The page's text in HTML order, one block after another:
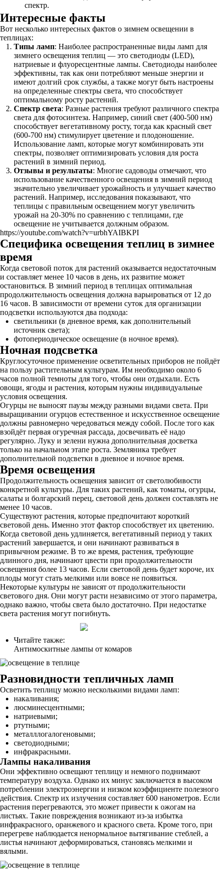
спектр.
Интересные факты
Вот несколько интересных фактов о зимнем освещении в
теплицах:
Типы ламп: Наиболее распространенные виды ламп для
зимнего освещения теплиц — это светодиоды (LED),
натриевые и флуоресцентные лампы. Светодиоды наиболее
эффективны, так как они потребляют меньше энергии и
имеют долгий срок службы, а также могут быть настроены
на определенные спектры света, что способствует
оптимальному росту растений.
Спектр света: Разные растения требуют различного спектра
света для фотосинтеза. Например, синий свет (400-500 нм)
способствует вегетативному росту, тогда как красный свет
(600-700 нм) стимулирует цветение и плодоношение.
Использование ламп, которые могут комбинировать эти
спектры, позволяет оптимизировать условия для роста
растений в зимний период.
Отзывы и результаты: Многие садоводы отмечают, что
использование качественного освещения в зимний период
значительно увеличивает урожайность и улучшает качество
растений. Например, исследования показывают, что
теплицы с правильным освещением могут увеличить
урожай на 20-30% по сравнению с теплицами, где
освещение не учитывается должным образом.
https://youtube.com/watch?v=urbhYAIBKPI
Специфика освещения теплиц в зимнее
время
Когда световой поток для растений оказывается недостаточным
и составляет менее 10 часов в день, их развитие может
остановиться. В зимний период в теплицах оптимальная
продолжительность освещения должна варьироваться от 12 до
16 часов. В зависимости от времени суток для организации
подсветки используются два подхода:
светильники (в дневное время, как дополнительный
источник света);
фотопериодическое освещение (в ночное время).
Ночная подсветка
Круглосуточное применение осветительных приборов не пойдёт
на пользу растительным культурам. Им необходимо около 6
часов полной темноты для того, чтобы они отдыхали. Есть
овощи, ягоды и растения, которым нужны индивидуальные
условия освещения.
Огурцы не выносят паузы между разными видами света. При
выращивании огурцов естественное и искусственное освещение
должны равномерно чередоваться между собой. После того как
взойдёт первая огуречная рассада, досвечивать её надо
регулярно. Луку и зелени нужна дополнительная досветка
только на начальном этапе роста. Земляника требует
дополнительной подсветки в дневное и ночное время.
Время освещения
Продолжительность освещения зависит от светолюбивости
конкретной культуры. Для таких растений, как томаты, огурцы,
салаты и болгарский перец, световой день должен составлять не
менее 10 часов.
Существуют растения, которые предпочитают короткий
световой день. Именно этот фактор способствует их цветению.
Когда световой день удлиняется, вегетативный период у таких
растений завершается, и они начинают развиваться в
привычном режиме. В то же время, растения, требующие
длинного дня, начинают цвести при продолжительности
освещения более 13 часов. Если световой день будет короче, их
плоды могут стать мелкими или вовсе не появиться.
Некоторые культуры не зависят от продолжительности
светового дня. Они могут расти независимо от этого параметра,
однако важно, чтобы света было достаточно. При недостатке
света растения могут погибнуть.
Читайте также:
Антимоскитные лампы от комаров
Разновидности тепличных ламп
Осветить теплицу можно несколькими видами ламп:
накаливания;
люсминесцентными;
натриевыми;
ртутными;
металллогалогеновыми;
светодиодными;
инфракрасными.
Лампы накаливания
Они эффективно освещают теплицу и немного поднимают
температуру воздуха. Однако их минус заключается в высоком
потреблении электроэнергии и низком коэффициенте полезного
действия. Спектр их излучения составляет 600 нанометров. Если
растения перегреваются, это может привести к ожогам на
листьях. Такие повреждения возникают из-за избытка
инфракрасного, оранжевого и красного света. Кроме того, при
перегреве наблюдается ненормальное вытягивание стеблей, а
листья начинают деформироваться, становясь мелкими и
вялыми.